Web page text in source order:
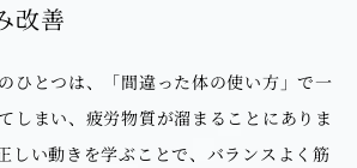
改善
ひとつは、「間違った体の使い方」で一
しまい、疲労物質が溜まることにありま
しい動きを学ぶことで、バランスよく筋